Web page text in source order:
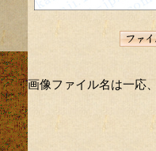
画像ファイル名は一応、